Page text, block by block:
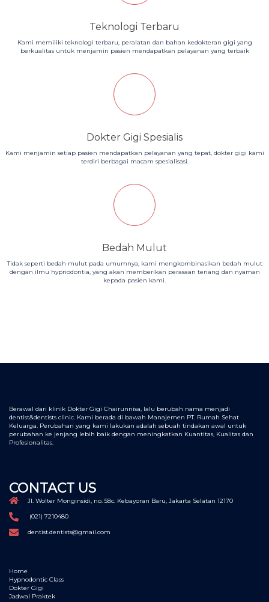
Teknologi Terbaru
Kami memiliki teknologi terbaru, peralatan dan bahan kedokteran gigi yang
berkualitas untuk menjamin pasien mendapatkan pelayanan yang terbaik
Dokter Gigi Spesialis
Kami menjamin setiap pasien mendapatkan pelayanan yang tepat, dokter gigi kami
terdiri berbagai macam spesialisasi.
Bedah Mulut
Tidak seperti bedah mulut pada umumnya, kami mengkombinasikan bedah mulut
dengan ilmu hypnodontia, yang akan memberikan perasaan tenang dan nyaman
kepada pasien kami.
Berawal dari klinik Dokter Gigi Chairunnisa, lalu berubah nama menjadi
dentist&dentists clinic. Kami berada di bawah Manajemen PT. Rumah Sehat
Keluarga. Perubahan yang kami lakukan adalah sebuah tindakan awal untuk
perubahan ke jenjang lebih baik dengan meningkatkan Kuantitas, Kualitas dan
Profesionalitas.
CONTACT US
Jl. Wolter Monginsidi, no. 58c. Kebayoran Baru, Jakarta Selatan 12170
(021) 7210480
dentist.dentists@gmail.com
Home
Hypnodontic Class
Dokter Gigi
Jadwal Praktek